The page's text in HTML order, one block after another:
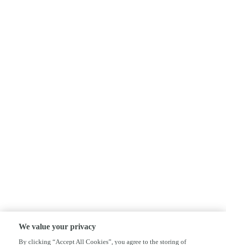
We value your privacy
By clicking “Accept All Cookies”, you agree to the storing of